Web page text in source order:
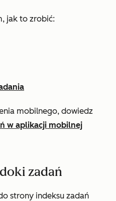
jak to zrobić:
mobilnego, dowiedz
w aplikacji mobilnej
zadań
strony indeksu zadań